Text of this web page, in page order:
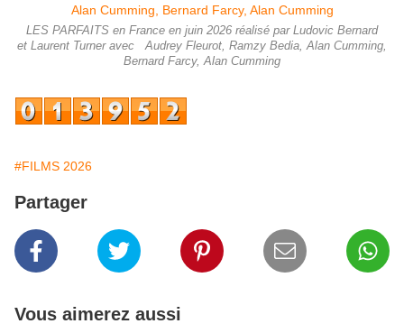
LES PARFAITS en France en juin 2026 réalisé par Ludovic Bernard
et Laurent Turner avec Audrey Fleurot, Ramzy Bedia, Alan Cumming,
Bernard Farcy, Alan Cumming
#FILMS 2026
Partager
Vous aimerez aussi